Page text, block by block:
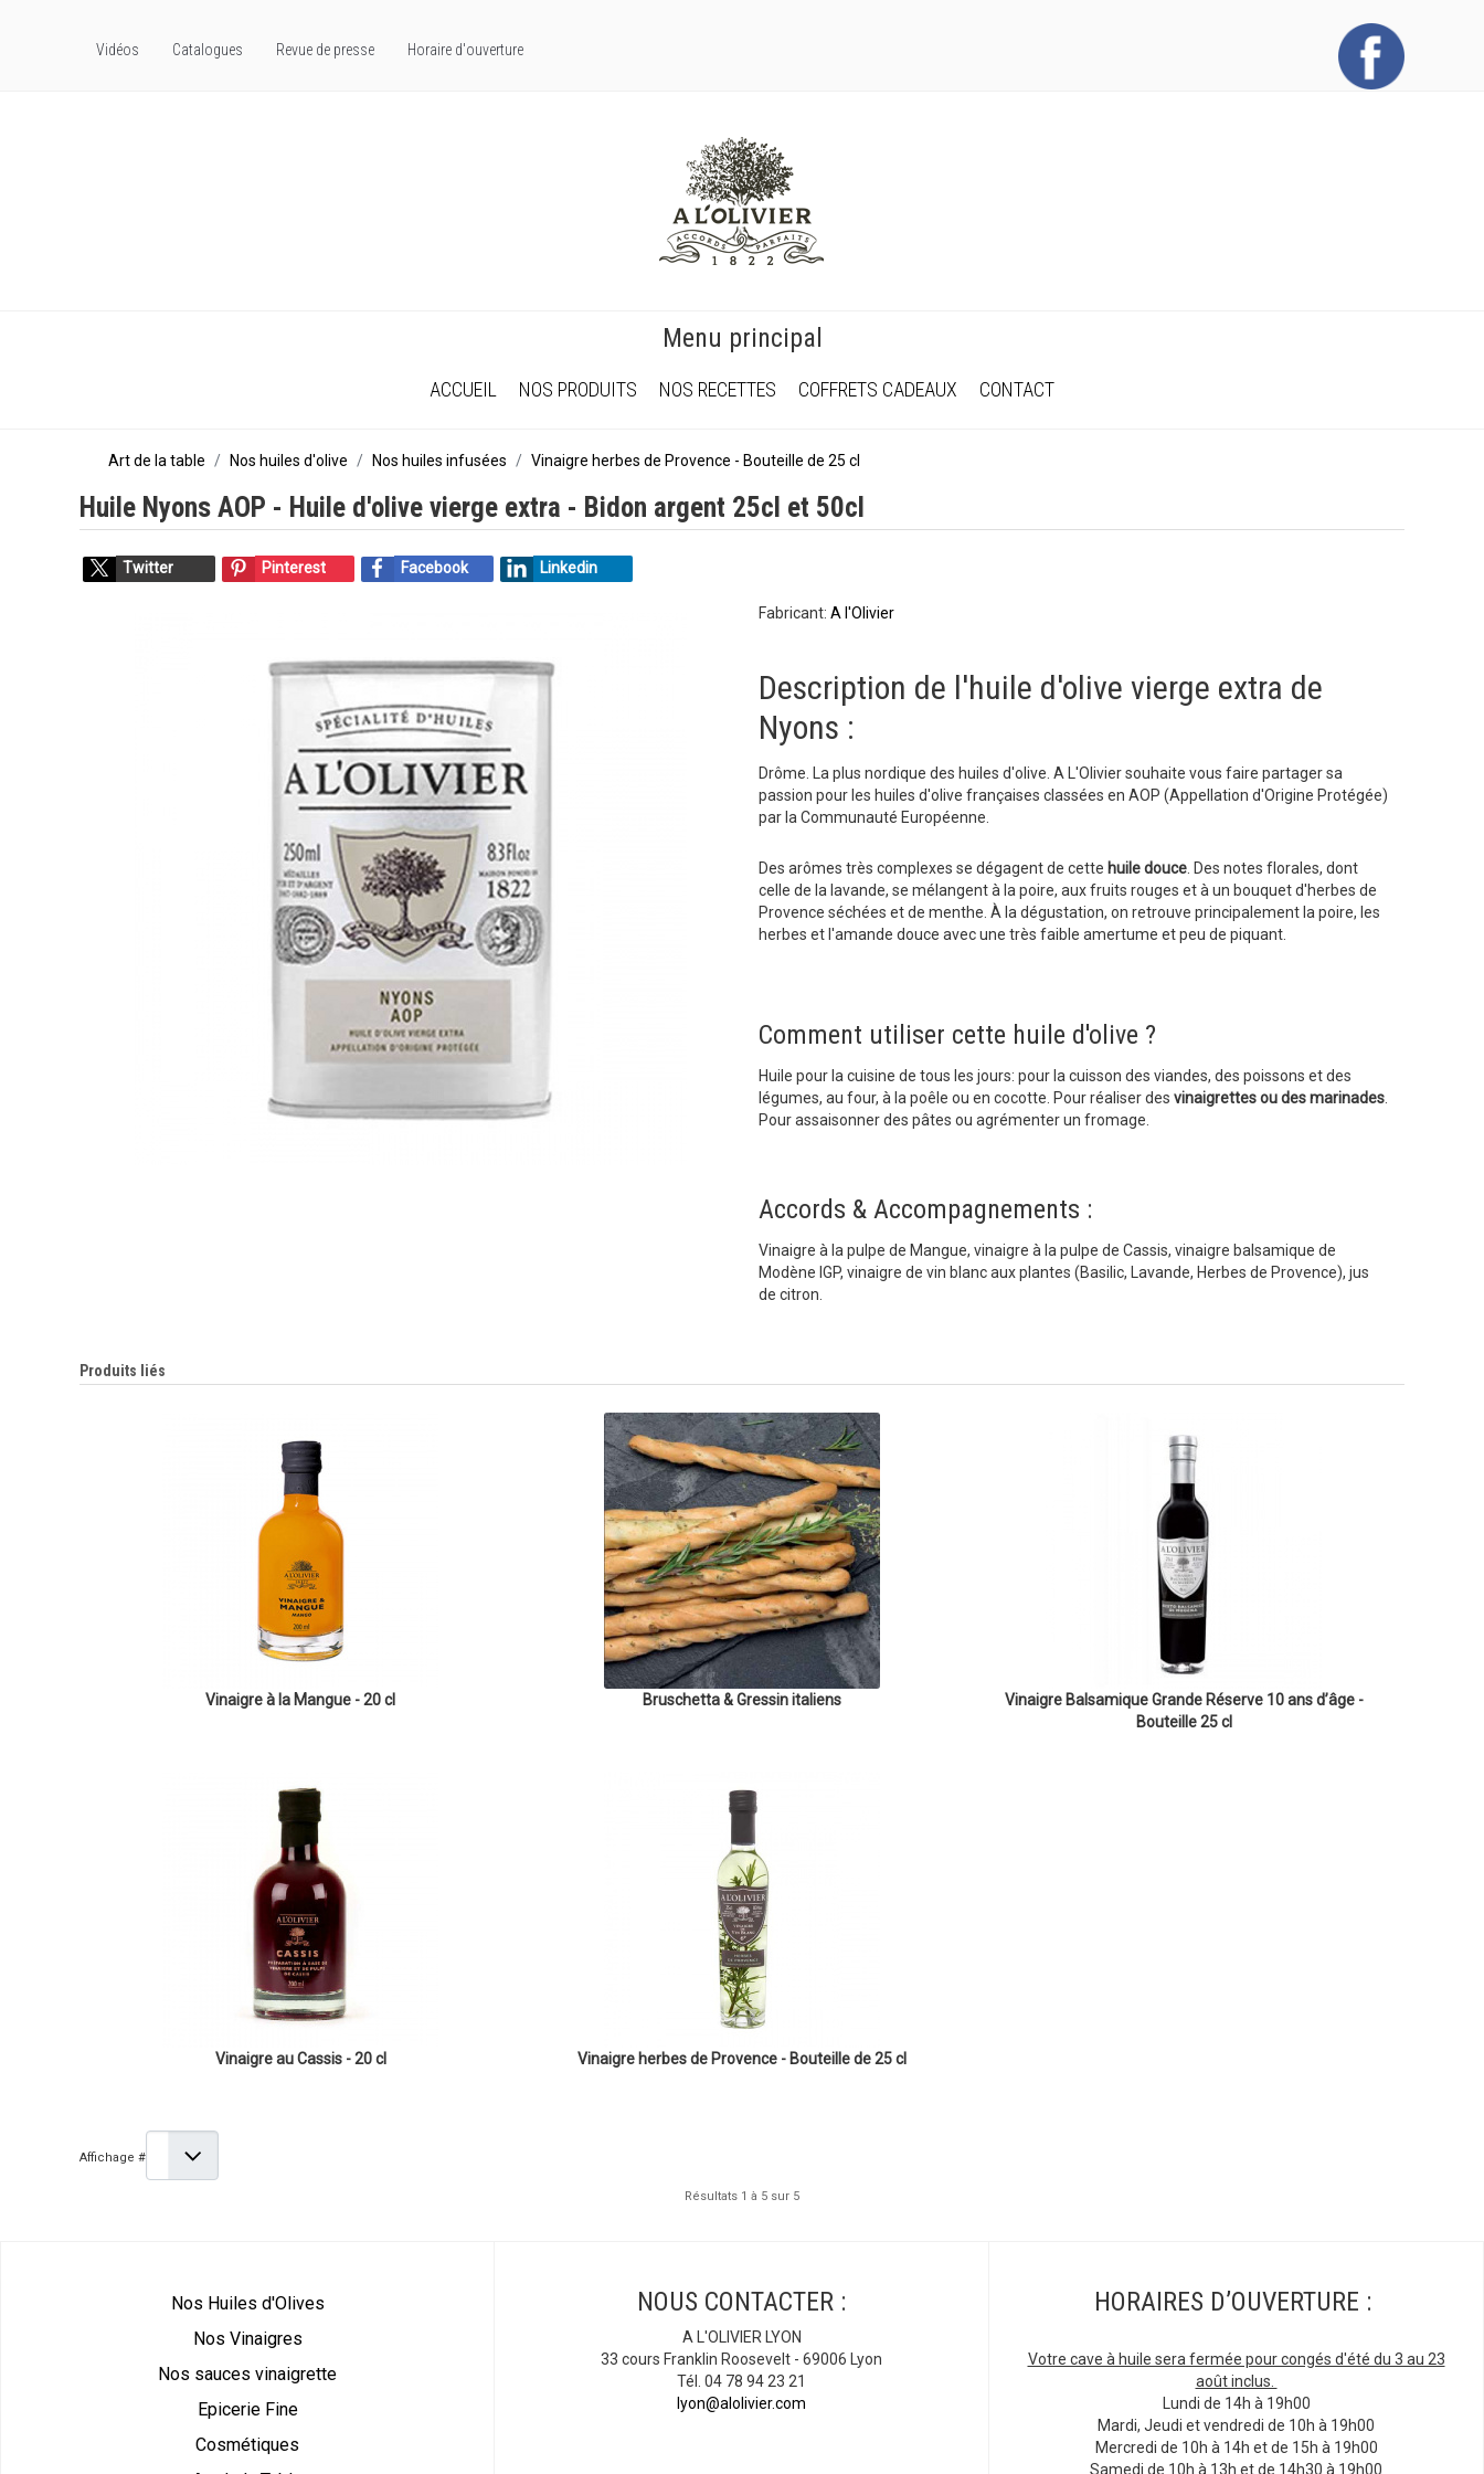
Vidéos Catalogues Revue de presse Horaire d'ouverture
Menu principal
ACCUEIL NOS PRODUITS NOS RECETTES COFFRETS CADEAUX CONTACT
Art de la table Nos huiles d'olive Nos huiles infusées Vinaigre herbes de Provence - Bouteille de 25 cl
Huile Nyons AOP - Huile d'olive vierge extra - Bidon argent 25cl et 50cl
Twitter Pinterest Facebook Linkedin
Fabricant: A l'Olivier
Description de l'huile d'olive vierge extra de
Nyons :
Drôme. La plus nordique des huiles d'olive. A L'Olivier souhaite vous faire partager sa
passion pour les huiles d'olive françaises classées en AOP (Appellation d'Origine Protégée)
par la Communauté Européenne.
Des arômes très complexes se dégagent de cette huile douce . Des notes florales, dont
celle de la lavande, se mélangent à la poire, aux fruits rouges et à un bouquet d'herbes de
Provence séchées et de menthe. À la dégustation, on retrouve principalement la poire, les
herbes et l'amande douce avec une très faible amertume et peu de piquant.
Comment utiliser cette huile d'olive ?
Huile pour la cuisine de tous les jours: pour la cuisson des viandes, des poissons et des
légumes, au four, à la poêle ou en cocotte. Pour réaliser des vinaigrettes ou des marinades
Pour assaisonner des pâtes ou agrémenter un fromage.
Accords & Accompagnements :
Vinaigre à la pulpe de Mangue, vinaigre à la pulpe de Cassis, vinaigre balsamique de
Modène IGP, vinaigre de vin blanc aux plantes (Basilic, Lavande, Herbes de Provence), jus
de citron.
Produits liés
Vinaigre à la Mangue - 20 cl Bruschetta & Gressin italiens
Vinaigre Balsamique Grande Réserve 10 ans d’âge -
Bouteille 25 cl
Vinaigre au Cassis - 20 cl Vinaigre herbes de Provence - Bouteille de 25 cl
Affichage #
Résultats 1 à 5 sur 5
Nos Huiles d'Olives
Nos Vinaigres
Nos sauces vinaigrette
Epicerie Fine
Cosmétiques
NOUS CONTACTER :
A L'OLIVIER LYON
33 cours Franklin Roosevelt - 69006 Lyon
Tél. 04 78 94 23 21
lyon@alolivier.com
HORAIRES D’OUVERTURE :
Votre cave à huile sera fermée pour congés d'été du 3 au 23
août inclus.
Lundi de 14h à 19h00
Mardi, Jeudi et vendredi de 10h à 19h00
Mercredi de 10h à 14h et de 15h à 19h00
Samedi de 10h à 13h et de 14h30 à 19h00